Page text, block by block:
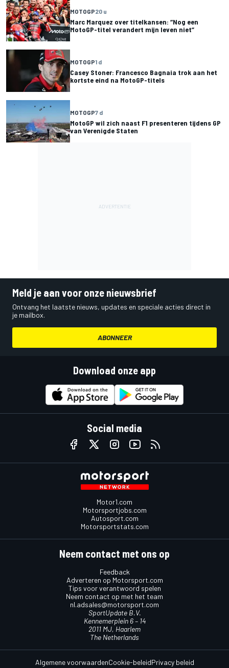
MOTOGP20 u
Marc Marquez over titelkansen: “Nog een
MotoGP-titel verandert mijn leven niet”
MOTOGP1 d
Casey Stoner: Francesco Bagnaia trok aan het
kortste eind na MotoGP-titels
MOTOGP7 d
MotoGP wil zich naast F1 presenteren tijdens GP
van Verenigde Staten
Meld je aan voor onze nieuwsbrief
Ontvang het laatste nieuws, updates en speciale acties direct in
je mailbox.
ABONNEER
Download onze app
Social media
Motor1.com
Motorsportjobs.com
Autosport.com
Motorsportstats.com
Neem contact met ons op
Feedback
Adverteren op Motorsport.com
Tips voor verantwoord spelen
Neem contact op met het team
nl.adsales@motorsport.com
SportUpdate B.V.
Kennemerplein 6 – 14
2011 MJ, Haarlem
The Netherlands
Algemene voorwaardenCookie-beleidPrivacy beleid